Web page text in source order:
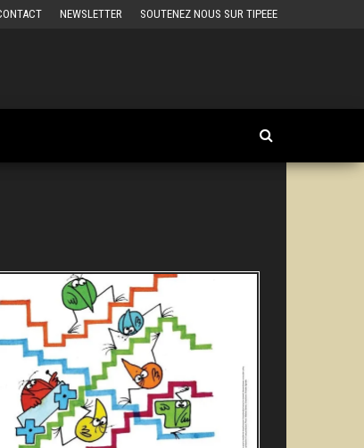
NEWSLETTER SOUTENEZ NOUS SUR TIPEEE